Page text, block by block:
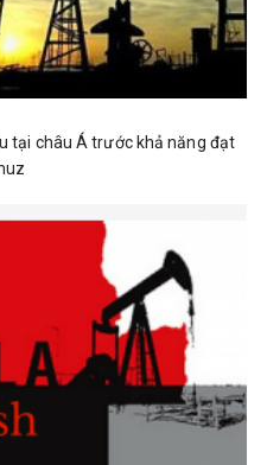
tại châu Á trước khả năng đạt